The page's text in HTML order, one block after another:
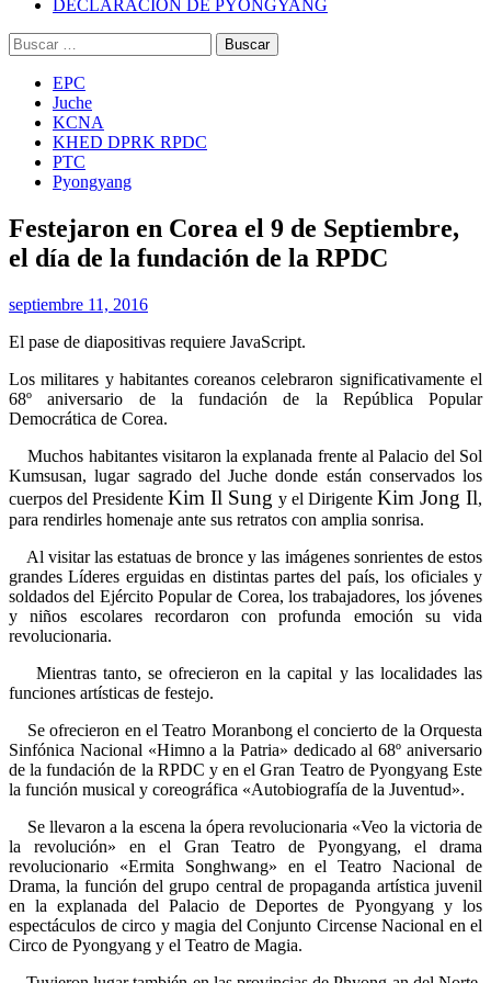
DECLARACIÓN DE PYONGYANG
Buscar:
EPC
Juche
KCNA
KHED DPRK RPDC
PTC
Pyongyang
Festejaron en Corea el 9 de Septiembre,
el día de la fundación de la RPDC
septiembre 11, 2016
El pase de diapositivas requiere JavaScript.
Los militares y habitantes coreanos celebraron significativamente el
68º aniversario de la fundación de la República Popular
Democrática de Corea.
Muchos habitantes visitaron la explanada frente al Palacio del Sol
Kumsusan, lugar sagrado del Juche donde están conservados los
cuerpos del Presidente Kim Il Sung y el Dirigente Kim Jong Il,
para rendirles homenaje ante sus retratos con amplia sonrisa.
Al visitar las estatuas de bronce y las imágenes sonrientes de estos
grandes Líderes erguidas en distintas partes del país, los oficiales y
soldados del Ejército Popular de Corea, los trabajadores, los jóvenes
y niños escolares recordaron con profunda emoción su vida
revolucionaria.
Mientras tanto, se ofrecieron en la capital y las localidades las
funciones artísticas de festejo.
Se ofrecieron en el Teatro Moranbong el concierto de la Orquesta
Sinfónica Nacional «Himno a la Patria» dedicado al 68º aniversario
de la fundación de la RPDC y en el Gran Teatro de Pyongyang Este
la función musical y coreográfica «Autobiografía de la Juventud».
Se llevaron a la escena la ópera revolucionaria «Veo la victoria de
la revolución» en el Gran Teatro de Pyongyang, el drama
revolucionario «Ermita Songhwang» en el Teatro Nacional de
Drama, la función del grupo central de propaganda artística juvenil
en la explanada del Palacio de Deportes de Pyongyang y los
espectáculos de circo y magia del Conjunto Circense Nacional en el
Circo de Pyongyang y el Teatro de Magia.